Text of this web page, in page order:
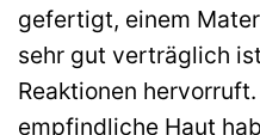
gefertigt, einem
sehr gut verträglich
Reaktionen
empfindliche Haut